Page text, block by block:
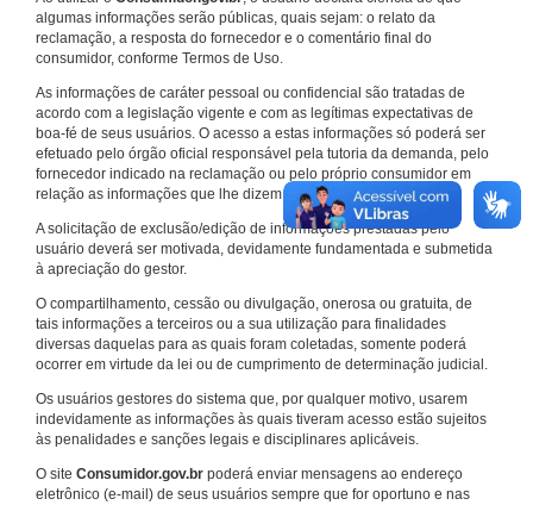
algumas informações serão públicas, quais sejam: o relato da
reclamação, a resposta do fornecedor e o comentário final do
consumidor, conforme Termos de Uso.
As informações de caráter pessoal ou confidencial são tratadas de
acordo com a legislação vigente e com as legítimas expectativas de
boa-fé de seus usuários. O acesso a estas informações só poderá ser
efetuado pelo órgão oficial responsável pela tutoria da demanda, pelo
fornecedor indicado na reclamação ou pelo próprio consumidor em
relação as informações que lhe dizem respeito.
A solicitação de exclusão/edição de informações prestadas pelo
usuário deverá ser motivada, devidamente fundamentada e submetida
à apreciação do gestor.
O compartilhamento, cessão ou divulgação, onerosa ou gratuita, de
tais informações a terceiros ou a sua utilização para finalidades
diversas daquelas para as quais foram coletadas, somente poderá
ocorrer em virtude da lei ou de cumprimento de determinação judicial.
Os usuários gestores do sistema que, por qualquer motivo, usarem
indevidamente as informações às quais tiveram acesso estão sujeitos
às penalidades e sanções legais e disciplinares aplicáveis.
O site Consumidor.gov.br poderá enviar mensagens ao endereço
eletrônico (e-mail) de seus usuários sempre que for oportuno e nas